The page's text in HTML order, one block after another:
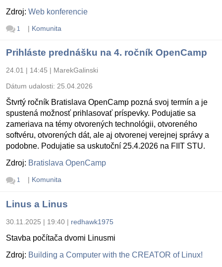
Zdroj: Web konferencie
1 | Komunita
Prihláste prednášku na 4. ročník OpenCamp
24.01 | 14:45 | MarekGalinski
Dátum udalosti: 25.04.2026
Štvrtý ročník Bratislava OpenCamp pozná svoj termín a je
spustená možnosť prihlasovať príspevky. Podujatie sa
zameriava na témy otvorených technológii, otvoreného
softvéru, otvorených dát, ale aj otvorenej verejnej správy a
podobne. Podujatie sa uskutoční 25.4.2026 na FIIT STU.
Zdroj: Bratislava OpenCamp
1 | Komunita
Linus a Linus
30.11.2025 | 19:40 | redhawk1975
Stavba počítača dvomi Linusmi
Zdroj: Building a Computer with the CREATOR of Linux!